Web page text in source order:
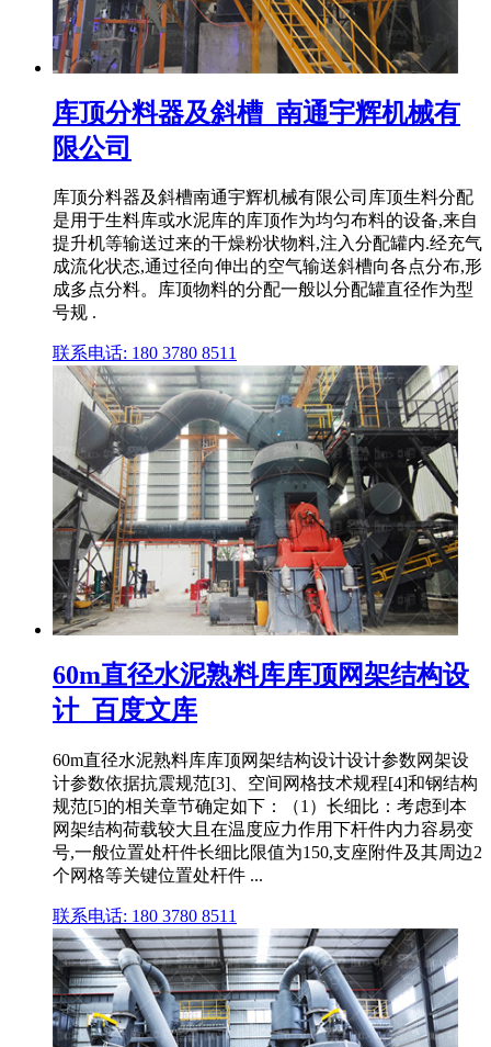
库顶分料器及斜槽_南通宇辉机械有
限公司
库顶分料器及斜槽南通宇辉机械有限公司库顶生料分配
是用于生料库或水泥库的库顶作为均匀布料的设备,来自
提升机等输送过来的干燥粉状物料,注入分配罐内.经充气
成流化状态,通过径向伸出的空气输送斜槽向各点分布,形
成多点分料。库顶物料的分配一般以分配罐直径作为型
号规 .
联系电话: 180 3780 8511
60m直径水泥熟料库库顶网架结构设
计_百度文库
60m直径水泥熟料库库顶网架结构设计设计参数网架设
计参数依据抗震规范[3]、空间网格技术规程[4]和钢结构
规范[5]的相关章节确定如下：（1）长细比：考虑到本
网架结构荷载较大且在温度应力作用下杆件内力容易变
号,一般位置处杆件长细比限值为150,支座附件及其周边2
个网格等关键位置处杆件 ...
联系电话: 180 3780 8511